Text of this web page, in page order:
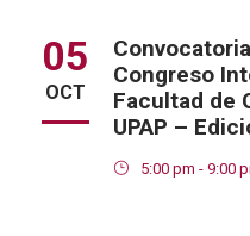
05
OCT
Congreso
Facultad de
UPAP –
5:00 pm - 9:00